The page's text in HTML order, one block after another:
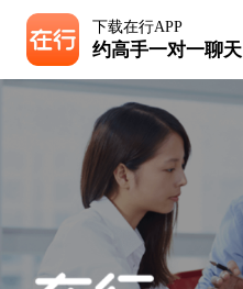
下载在行APP
约高手一对一聊天